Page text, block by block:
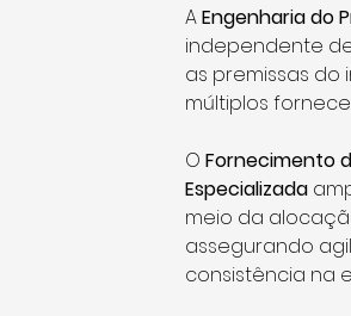
A Engenharia do
independente
as premissas
múltiplos
O Fornecimento
Especializada
meio da
assegurando
consistência na